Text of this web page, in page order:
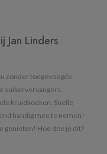
Jan Linders
zonder toegevoegde
suikervervangers.
kruidkoeken. Snelle
handig mee te nemen!
genieten! Hoe doe je dit?